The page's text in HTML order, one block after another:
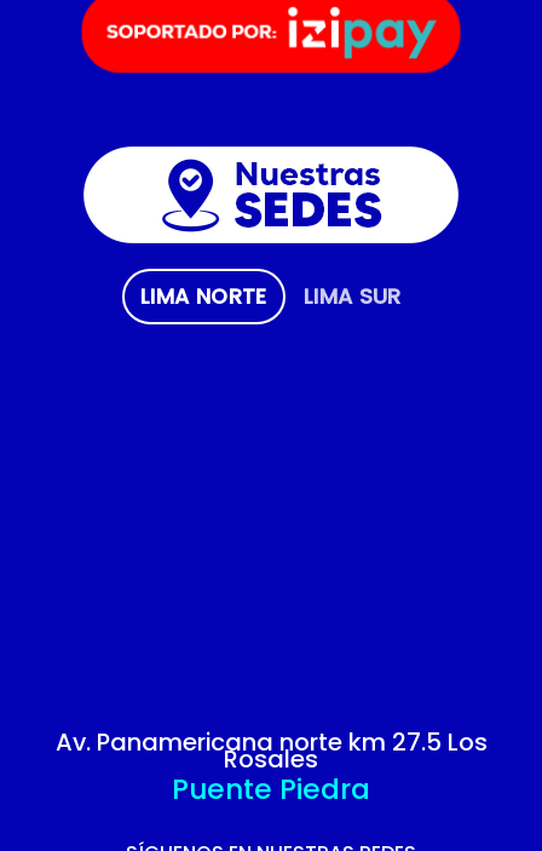
LIMA NORTE LIMA SUR
Av. Panamericana norte km 27.5 Los
Rosales
Puente Piedra